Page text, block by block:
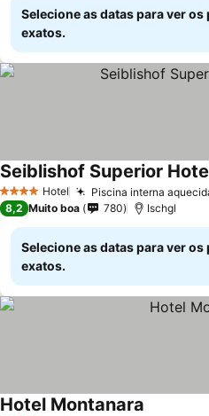
Selecione as datas para ver os
exatos.
4 EstrelasHotel Piscina interna
Seiblishof Superior
8,2 Muito boa 780 Ischgl
Selecione as datas para ver os
exatos.
Hotel Montanara